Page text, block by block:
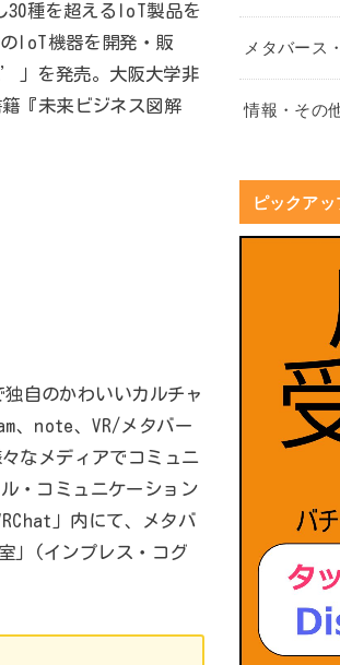
30種を超えるIoT製品を
IoT機器を開発・販
」を発売。大阪大学非
『未来ビジネス図解
自のかわいいカルチャ
、note、VR/メタバー
なメディアでコミュニ
・コミュニケーション
」内にて、メタバ
」(インプレス・コグ
メタバース
情報・その
ピックアッ